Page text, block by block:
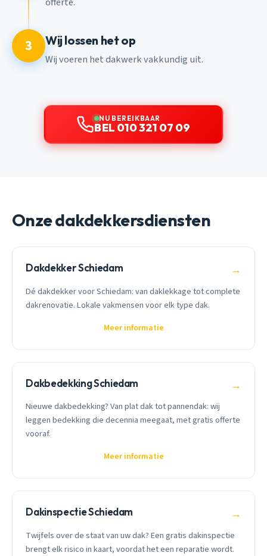
3 Wij lossen het op
Wij voeren het dakwerk vakkundig uit.
NU BEREIKBAAR
BEL 010 321 07 09
Onze dakdekkersdiensten
Dakdekker Schiedam →
Dé dakdekker voor Schiedam: van daklekkage tot complete
dakrenovatie. Lokale vakmensen voor elk type dak.
Meer informatie
Dakbedekking Schiedam →
Nieuwe dakbedekking? Van plat dak tot pannendak: wij
leggen bedekking die decennia meegaat, met gratis offerte
vooraf.
Meer informatie
Dakinspectie Schiedam →
Twijfels over de staat van uw dak? Een gratis dakinspectie
brengt elk risico in kaart, voordat het een reparatie wordt.